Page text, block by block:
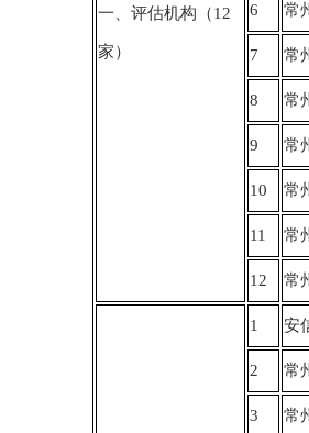
一、评估机构（12
家）
6 常
7 常
8 常
9 常
10 常
11 常
12 常
1 安
2 常
3 常